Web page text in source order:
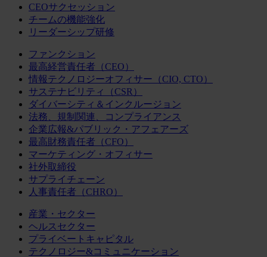
CEOサクセッション
チームの機能強化
リーダーシップ研修
ファンクション
最高経営責任者（CEO）
情報テクノロジーオフィサー（CIO, CTO）
サステナビリティ（CSR）
ダイバーシティ＆インクルージョン
法務、規制関連、コンプライアンス
企業広報&パブリック・アフェアーズ
最高財務責任者（CFO）
マーケティング・オフィサー
社外取締役
サプライチェーン
人事責任者（CHRO）
産業・セクター
ヘルスセクター
プライベートキャピタル
テクノロジー&コミュニケーション